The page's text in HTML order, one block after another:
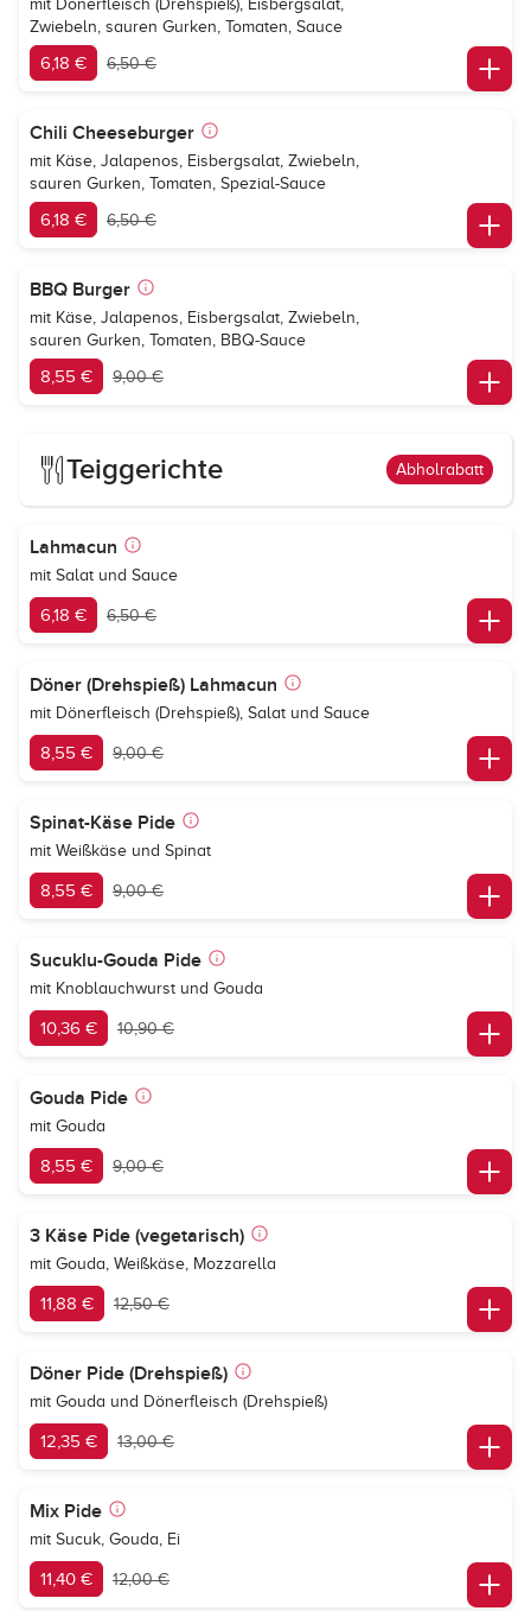
mit Dönerfleisch (Drehspieß), Eisbergsalat,
Zwiebeln, sauren Gurken, Tomaten, Sauce
6,18 € 6,50 €
Chili Cheeseburger
mit Käse, Jalapenos, Eisbergsalat, Zwiebeln,
sauren Gurken, Tomaten, Spezial-Sauce
6,18 € 6,50 €
BBQ Burger
mit Käse, Jalapenos, Eisbergsalat, Zwiebeln,
sauren Gurken, Tomaten, BBQ-Sauce
8,55 € 9,00 €
Teiggerichte Abholrabatt
Lahmacun
mit Salat und Sauce
6,18 € 6,50 €
Döner (Drehspieß) Lahmacun
mit Dönerfleisch (Drehspieß), Salat und Sauce
8,55 € 9,00 €
Spinat-Käse Pide
mit Weißkäse und Spinat
8,55 € 9,00 €
Sucuklu-Gouda Pide
mit Knoblauchwurst und Gouda
10,36 € 10,90 €
Gouda Pide
mit Gouda
8,55 € 9,00 €
3 Käse Pide (vegetarisch)
mit Gouda, Weißkäse, Mozzarella
11,88 € 12,50 €
Döner Pide (Drehspieß)
mit Gouda und Dönerfleisch (Drehspieß)
12,35 € 13,00 €
Mix Pide
mit Sucuk, Gouda, Ei
11,40 € 12,00 €